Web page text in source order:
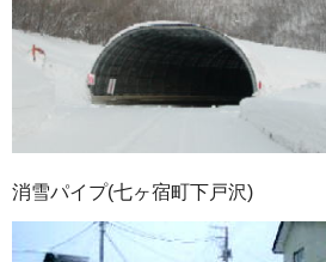
消雪パイプ(七ヶ宿町下戸沢)